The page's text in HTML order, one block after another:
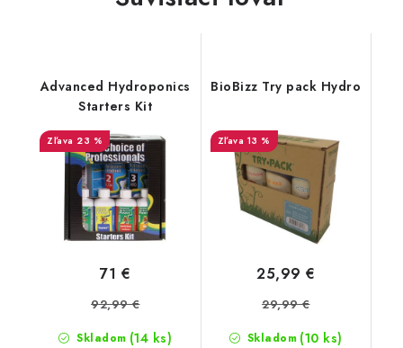
Advanced Hydroponics
Starters Kit
23 %
Skladom (14 ks)
71 €
92,99 €
BioBizz Try pack Hydro
13 %
Skladom (10 ks)
25,99 €
29,99 €